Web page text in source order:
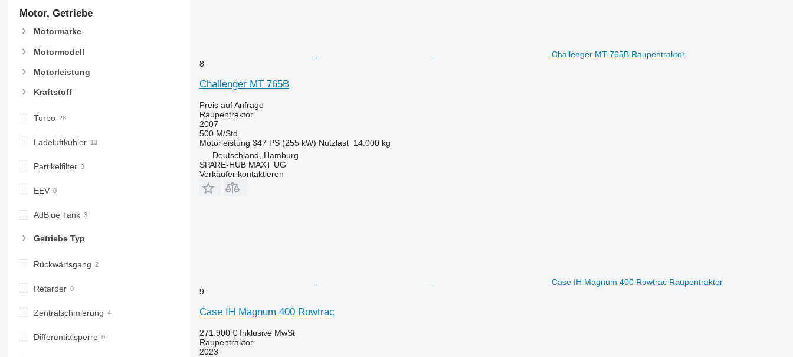
Motor, Getriebe
Motormarke
Motormodell
Motorleistung
Kraftstoff
Turbo
Ladeluftkühler
Partikelfilter
EEV
AdBlue Tank
Getriebe Typ
Rückwärtsgang
Retarder
Zentralschmierung
Differentialsperre
Challenger MT 765B Raupentraktor
8
Challenger MT 765B
Preis auf Anfrage
Raupentraktor
2007
500 M/Std.
Motorleistung 347 PS (255 kW) Nutzlast 14.000 kg
Deutschland, Hamburg
SPARE-HUB MAXT UG
Verkäufer kontaktieren
Case IH Magnum 400 Rowtrac Raupentraktor
9
Case IH Magnum 400 Rowtrac
271.900 € Inklusive MwSt
Raupentraktor
2023